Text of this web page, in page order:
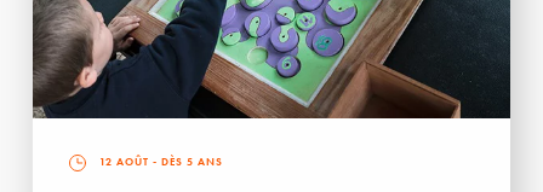
12 AOÛT - DÈS 5 ANS